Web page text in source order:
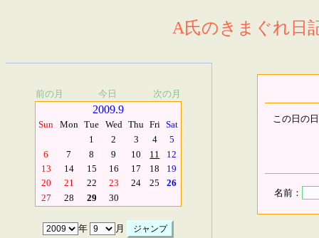
A氏のきまぐれ日
前の月 今日 次の月
2009.9
Sun Mon Tue Wed Thu Fri Sat
1
2 3 4
5
6
7 8 9 10 11
12
13
14 15 16 17 18
19
20
21 22 23 24 25
26
27
28 29 30
年 月
この日の
名前：